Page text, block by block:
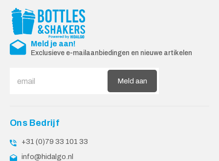
Meld je aan!
Exclusieve e-mailaanbiedingen en nieuwe artikelen
Meld aan
Ons Bedrijf
+31 (0)79 33 101 33
info@hidalgo.nl